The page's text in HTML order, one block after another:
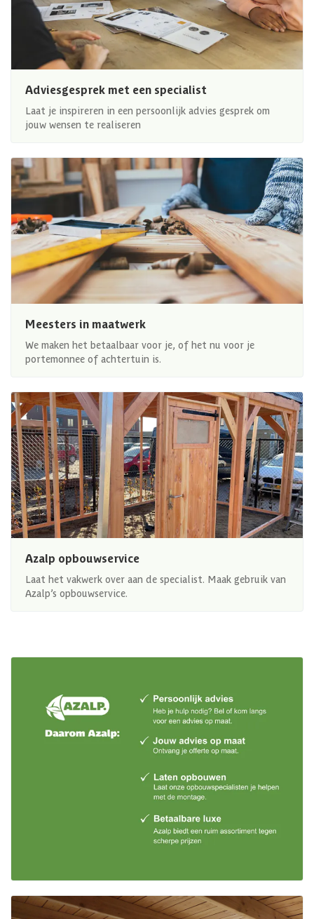
Adviesgesprek met een specialist
Laat je inspireren in een persoonlijk advies gesprek om
jouw wensen te realiseren
Meesters in maatwerk
We maken het betaalbaar voor je, of het nu voor je
portemonnee of achtertuin is.
Azalp opbouwservice
Laat het vakwerk over aan de specialist. Maak gebruik van
Azalp’s opbouwservice.